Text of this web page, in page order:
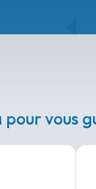
pour vous